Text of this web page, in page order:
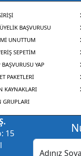
BAŞVURUSU
UNUTTUM
SEPETİM
BAŞVURUSU YAP
PAKETLERİ
KAYNAKLARI
GRUPLARI
15
Adınız